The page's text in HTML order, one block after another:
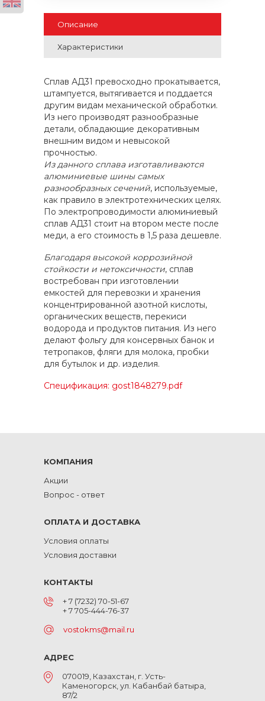
Описание
Характеристики
Сплав АД31 превосходно прокатывается,
штампуется, вытягивается и поддается
другим видам механической обработки.
Из него производят разнообразные
детали, обладающие декоративным
внешним видом и невысокой
прочностью.
Из данного сплава изготавливаются
алюминиевые шины самых
разнообразных сечений, используемые,
как правило в электротехнических целях.
По электропроводимости алюминиевый
сплав АД31 стоит на втором месте после
меди, а его стоимость в 1,5 раза дешевле.
Благодаря высокой коррозийной
стойкости и нетоксичности, сплав
востребован при изготовлении
емкостей для перевозки и хранения
концентрированной азотной кислоты,
органических веществ, перекиси
водорода и продуктов питания. Из него
делают фольгу для консервных банок и
тетропаков, фляги для молока, пробки
для бутылок и др. изделия.
Спецификация: gost1848279.pdf
КОМПАНИЯ
Акции
Вопрос - ответ
ОПЛАТА И ДОСТАВКА
Условия оплаты
Условия доставки
КОНТАКТЫ
+ 7 (7232) 70-51-67
+ 7 705-444-76-37
vostokms@mail.ru
АДРЕС
070019, Казахстан, г. Усть-
Каменогорск, ул. Кабанбай батыра,
87/2